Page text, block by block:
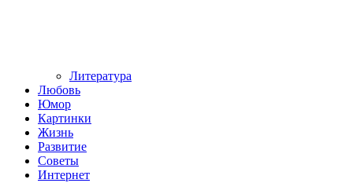
Литература
Любовь
Юмор
Картинки
Жизнь
Развитие
Советы
Интернет